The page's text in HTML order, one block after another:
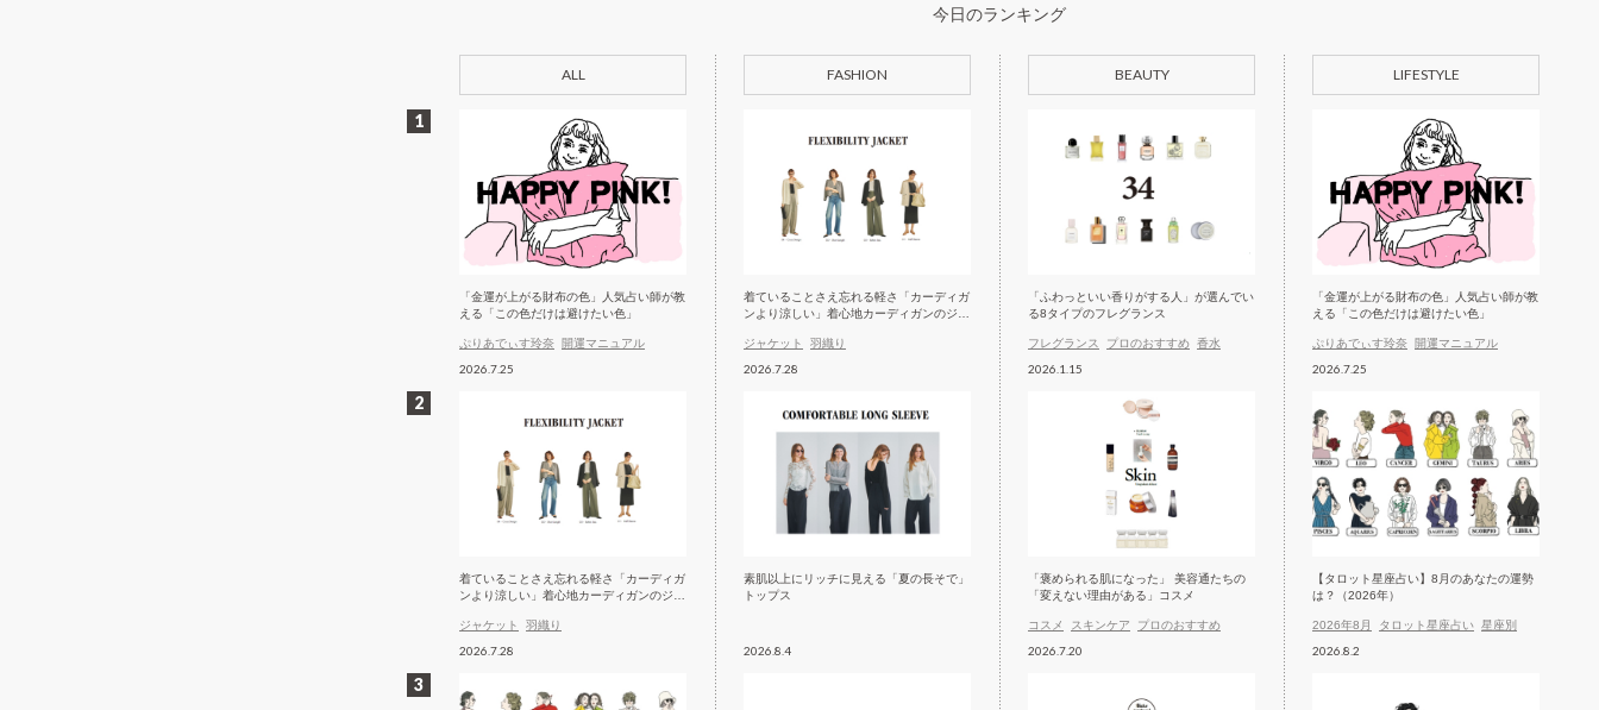
今日のランキング
ALL
「金運が上がる財布の色」人気占い師が教
える「この色だけは避けたい色」
ぷりあでぃす玲奈 開運マニュアル
2026.7.25
着ていることさえ忘れる軽さ「カーディガ
ンより涼しい」着心地カーディガンのジャ
ジャケット
羽織り
2026.7.28
FASHION
着ていることさえ忘れる軽さ「カーディガ
ンより涼しい」着心地カーディガンのジャ
ジャケット
羽織り
2026.7.28
素肌以上にリッチに見える「夏の長そで」
トップス
2026.8.4
BEAUTY
「ふわっといい香りがする人」が選んでい
る8タイプのフレグランス
フレグランス プロのおすすめ 香水
2026.1.15
「褒められる肌になった」 美容通たちの
「変えない理由がある」コスメ
コスメ スキンケア プロのおすすめ
2026.7.20
LIFESTYLE
「金運が上がる財布の色」人気占い師が教
える「この色だけは避けたい色」
ぷりあでぃす玲奈 開運マニュアル
2026.7.25
【タロット星座占い】8月のあなたの運勢
は？（2026年）
2026年8月 タロット星座占い 星座別
2026.8.2